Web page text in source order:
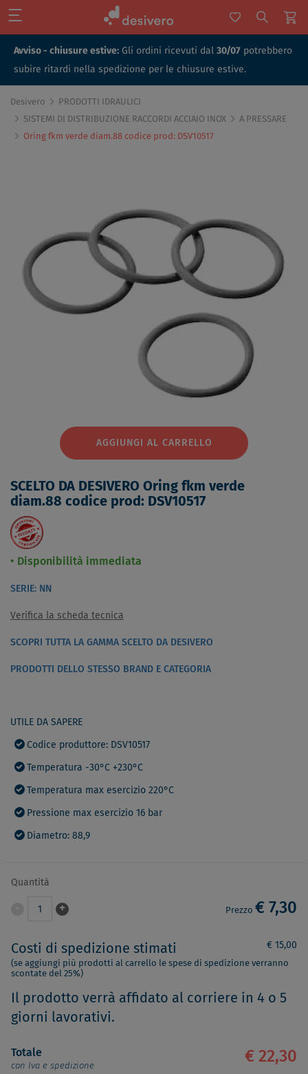
Avviso - chiusure estive: Gli ordini ricevuti dal 30/07 potrebbero
subire ritardi nella spedizione per le chiusure estive.
Desivero
PRODOTTI IDRAULICI
SISTEMI DI DISTRIBUZIONE RACCORDI ACCIAIO INOX
A PRESSARE
Oring fkm verde diam.88 codice prod: DSV10517
AGGIUNGI AL CARRELLO
SCELTO DA DESIVERO Oring fkm verde
diam.88 codice prod: DSV10517
Disponibilità immediata
SERIE: NN
Verifica la scheda tecnica
SCOPRI TUTTA LA GAMMA SCELTO DA DESIVERO
PRODOTTI DELLO STESSO BRAND E CATEGORIA
UTILE DA SAPERE
Codice produttore: DSV10517
Temperatura -30°C +230°C
Temperatura max esercizio 220°C
Pressione max esercizio 16 bar
Diametro: 88,9
Quantità
1 + Prezzo € 7,30
Costi di spedizione stimati € 15,00
(se aggiungi più prodotti al carrello le spese di spedizione verranno
scontate del 25%)
Il prodotto verrà affidato al corriere in 4 o 5
giorni lavorativi.
Totale
con Iva e spedizione
€ 22,30